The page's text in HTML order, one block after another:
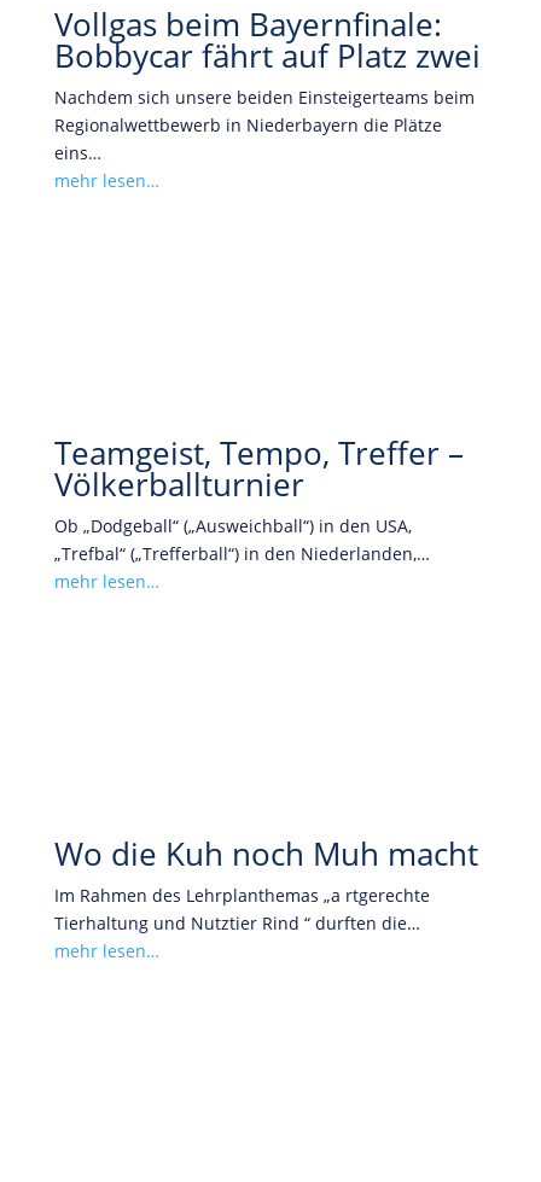
Vollgas beim Bayernfinale:
Bobbycar fährt auf Platz zwei
Nachdem sich unsere beiden Einsteigerteams beim
Regionalwettbewerb in Niederbayern die Plätze
eins…
mehr lesen…
Teamgeist, Tempo, Treffer –
Völkerballturnier
Ob „Dodgeball“ („Ausweichball“) in den USA,
„Trefbal“ („Trefferball“) in den Niederlanden,…
mehr lesen…
Wo die Kuh noch Muh macht
Im Rahmen des Lehrplanthemas „a rtgerechte
Tierhaltung und Nutztier Rind “ durften die…
mehr lesen…